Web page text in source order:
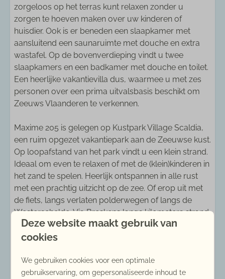
Dichtbij het strand
Fietsverhuur: 5 - 10 km
Golfbaan: 10 - 25 km
Rustige ligging
Strand: 5 - 10 km
Keuken
Eethoek
Koelkast met vriezer
Koken op gas
Oven
Senseo koffiezetapparaat
Vaatwasser
Waterkoker
Sanitair
Aparte douche
Badkamer op begane grond
Badkamers: 2
zorgeloos op het terras kunt relaxen zonder u
zorgen te hoeven maken over uw kinderen of
huisdier. Ook is er beneden een slaapkamer met
aansluitend een saunaruimte met douche en extra
wastafel. Op de bovenverdieping vindt u twee
slaapkamers en een badkamer met douche en toilet.
Een heerlijke vakantievilla dus, waarmee u met zes
personen over een prima uitvalsbasis beschikt om
Zeeuws Vlaanderen te verkennen.
Maxime 205 is gelegen op Kustpark Village Scaldia,
een ruim opgezet vakantiepark aan de Zeeuwse kust.
Op loopafstand van het park vindt u een klein strand.
Ideaal om even te relaxen of met de (klein)kinderen in
het zand te spelen. Heerlijk ontspannen in alle rust
met een prachtig uitzicht op de zee. Of erop uit met
de fiets, langs verlaten polderwegen of langs de
Westerschelde. Via Breskens langs kilometers strand
tot aan natuurgebied het Zwin, gelegen op de grens
tussen België en Nederland. Kustpark Village Scaldia,
genieten van rust en natuur en waar gastvrijheid nog
vanzelfsprekend is.
Deze website maakt gebruik van
cookies
We gebruiken cookies voor een optimale
gebruikservaring, om gepersonaliseerde inhoud te